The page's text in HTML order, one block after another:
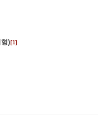
)[1]